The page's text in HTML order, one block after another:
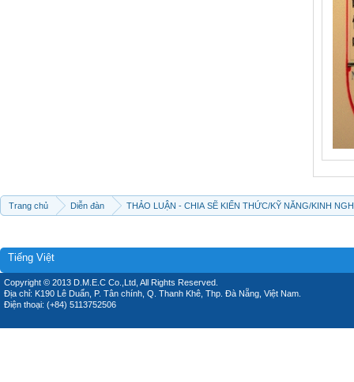
Trang chủ Diễn đàn THẢO LUẬN - CHIA SẼ KIẾN THỨC/KỸ NĂNG/KINH
Tiếng Việt
Copyright © 2013 D.M.E.C Co.,Ltd, All Rights Reserved.
Địa chỉ: K190 Lê Duẩn, P. Tân chính, Q. Thanh Khê, Thp. Đà Nẵng, Việt Nam.
Điện thoại: (+84) 5113752506